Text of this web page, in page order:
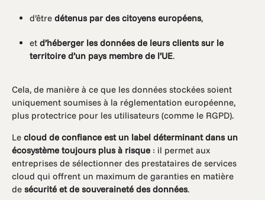
d’être détenus par des citoyens européens,
et d’héberger les données de leurs clients sur le
territoire d’un pays membre de l’UE.
Cela, de manière à ce que les données stockées soient
uniquement soumises à la réglementation européenne,
plus protectrice pour les utilisateurs (comme le RGPD).
Le cloud de confiance est un label déterminant dans un
écosystème toujours plus à risque : il permet aux
entreprises de sélectionner des prestataires de services
cloud qui offrent un maximum de garanties en matière
de sécurité et de souveraineté des données.